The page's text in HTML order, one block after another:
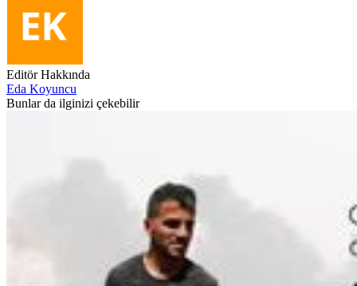
Editör Hakkında
Eda Koyuncu
Bunlar da ilginizi çekebilir